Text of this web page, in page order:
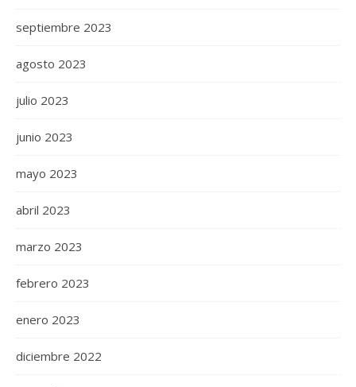
septiembre 2023
agosto 2023
julio 2023
junio 2023
mayo 2023
abril 2023
marzo 2023
febrero 2023
enero 2023
diciembre 2022